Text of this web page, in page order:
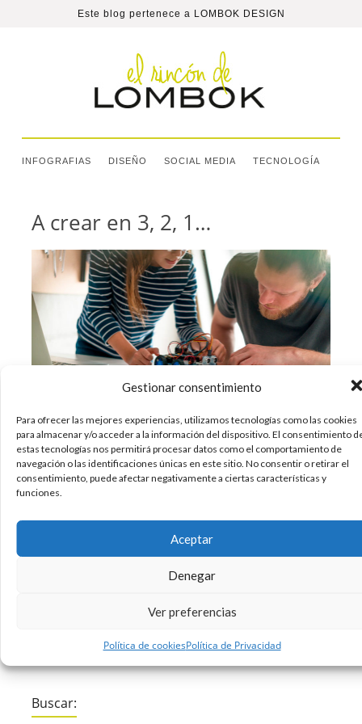
Gestionar consentimiento
Para ofrecer las mejores experiencias, utilizamos tecnologías como las cookies
para almacenar y/o acceder a la información del dispositivo. El consentimiento
estas tecnologías nos permitirá procesar datos como el comportamiento de
navegación o las identificaciones únicas en este sitio. No consentir o retirar el
consentimiento, puede afectar negativamente a ciertas características y
funciones.
Aceptar
Denegar
Ver preferencias
Política de cookiesPolítica de Privacidad
Este blog pertenece a LOMBOK DESIGN
INFOGRAFIAS DISEÑO SOCIAL MEDIA TECNOLOGÍA
A crear en 3, 2, 1…
Todos tenemos hobbies… pero la mayoría de
nosotros muy poquito tiempo para dedicarnos a
ellos. Sin embargo, el verano es una época
propicia para hacer por fin todo eso que
hobbies nos vienen a la cabeza actividades como
Buscar: